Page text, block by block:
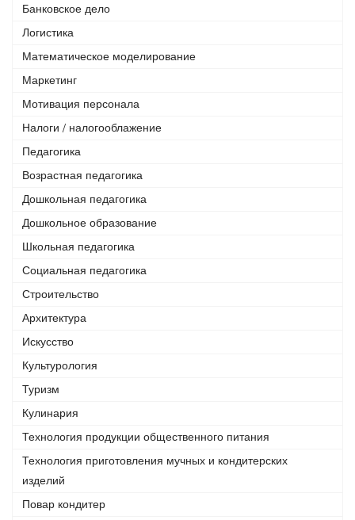
Банковское дело
Логистика
Математическое моделирование
Маркетинг
Мотивация персонала
Налоги / налогооблажение
Педагогика
Возрастная педагогика
Дошкольная педагогика
Дошкольное образование
Школьная педагогика
Социальная педагогика
Строительство
Архитектура
Искусство
Культурология
Туризм
Кулинария
Технология продукции общественного питания
Технология приготовления мучных и кондитерских
изделий
Повар кондитер